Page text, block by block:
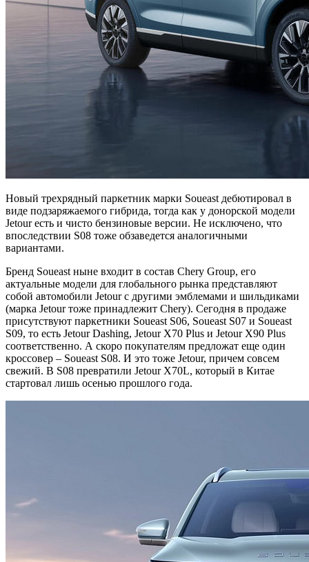
Новый трехрядный паркетник марки Soueast дебютировал в
виде подзаряжаемого гибрида, тогда как у донорской модели
Jetour есть и чисто бензиновые версии. Не исключено, что
впоследствии S08 тоже обзаведется аналогичными
вариантами.
Бренд Soueast ныне входит в состав Chery Group, его
актуальные модели для глобального рынка представляют
собой автомобили Jetour с другими эмблемами и шильдиками
(марка Jetour тоже принадлежит Chery). Сегодня в продаже
присутствуют паркетники Soueast S06, Soueast S07 и Soueast
S09, то есть Jetour Dashing, Jetour X70 Plus и Jetour X90 Plus
соответственно. А скоро покупателям предложат еще один
кроссовер – Soueast S08. И это тоже Jetour, причем совсем
свежий. В S08 превратили Jetour X70L, который в Китае
стартовал лишь осенью прошлого года.